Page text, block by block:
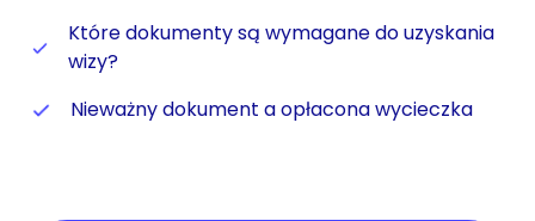
Które dokumenty są wymagane do uzyskania
wizy?
Nieważny dokument a opłacona wycieczka